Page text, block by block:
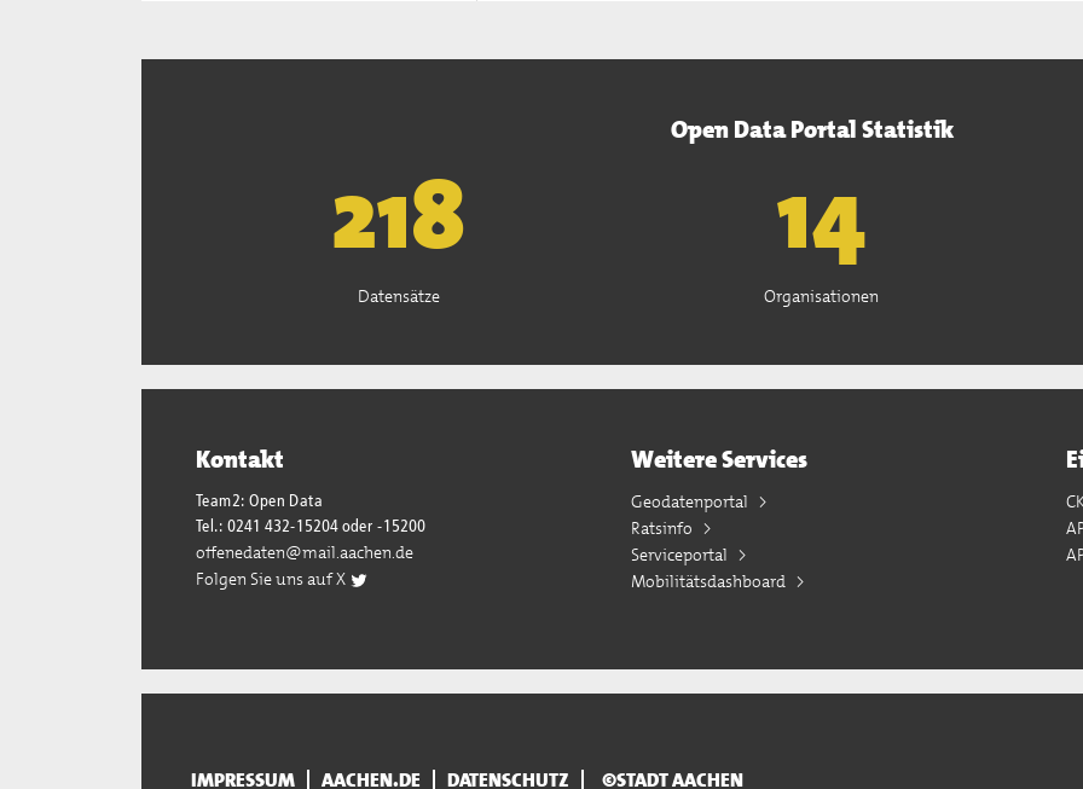
Open Data Portal Statistik
221
Datensätze
15
Organisationen
Kontakt
Team2: Open Data
Tel.: 0241 432-15204 oder -15200
offenedaten@mail.aachen.de
Folgen Sie uns auf X
Weitere Services
Geodatenportal
Ratsinfo
Serviceportal
Mobilitätsdashboard
IMPRESSUM AACHEN.DE DATENSCHUTZ ©STADT AACHEN